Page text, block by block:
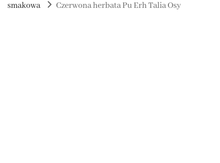
smakowa
Czerwona herbata Pu Erh Talia Osy